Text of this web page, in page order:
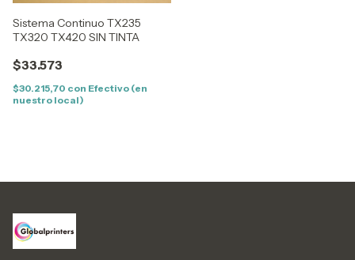
Sistema Continuo TX235
TX320 TX420 SIN TINTA
$33.573
$30.215,70 con Efectivo (en
nuestro local)